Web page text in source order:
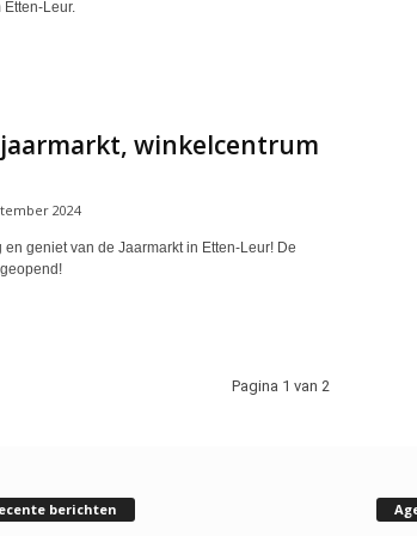
Leur.
winkelcentrum
2024
geniet van de Jaarmarkt in Etten-Leur! De
Pagina 1 van 2
berichten